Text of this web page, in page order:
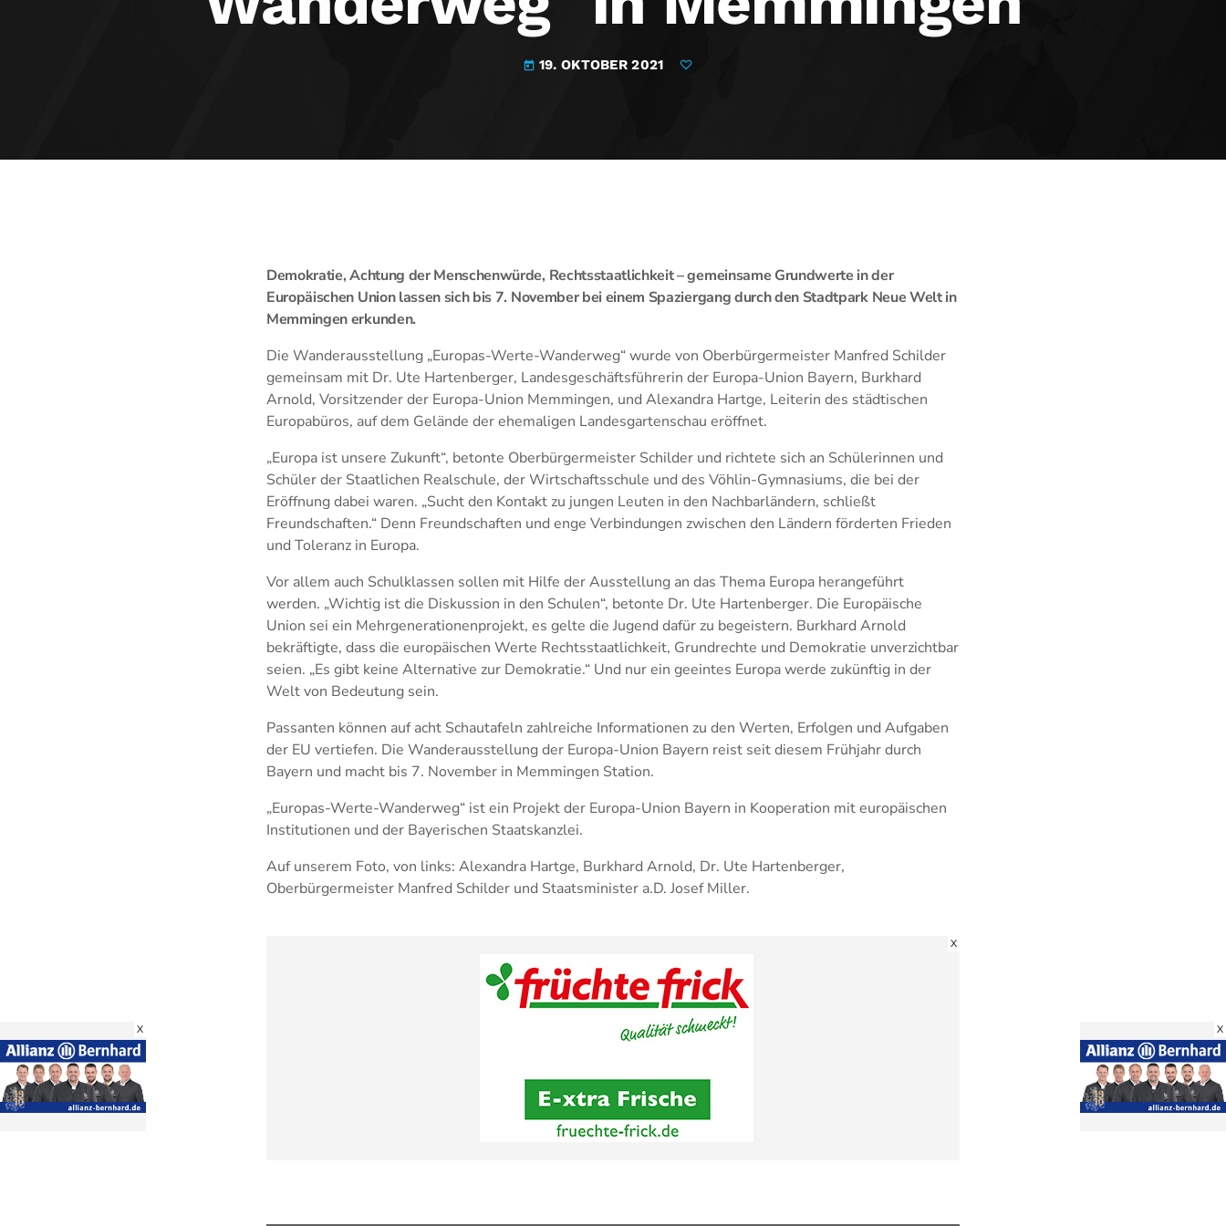
today 19. OKTOBER 2021
Demokratie, Achtung der Menschenwürde, Rechtsstaatlichkeit – gemeinsame Grundwerte in der
Europäischen Union lassen sich bis 7. November bei einem Spaziergang durch den Stadtpark Neue Welt in
Memmingen erkunden.
Die Wanderausstellung „Europas-Werte-Wanderweg“ wurde von Oberbürgermeister Manfred Schilder
gemeinsam mit Dr. Ute Hartenberger, Landesgeschäftsführerin der Europa-Union Bayern, Burkhard
Arnold, Vorsitzender der Europa-Union Memmingen, und Alexandra Hartge, Leiterin des städtischen
Europabüros, auf dem Gelände der ehemaligen Landesgartenschau eröffnet.
„Europa ist unsere Zukunft“, betonte Oberbürgermeister Schilder und richtete sich an Schülerinnen und
Schüler der Staatlichen Realschule, der Wirtschaftsschule und des Vöhlin-Gymnasiums, die bei der
Eröffnung dabei waren. „Sucht den Kontakt zu jungen Leuten in den Nachbarländern, schließt
Freundschaften.“ Denn Freundschaften und enge Verbindungen zwischen den Ländern förderten Frieden
und Toleranz in Europa.
Vor allem auch Schulklassen sollen mit Hilfe der Ausstellung an das Thema Europa herangeführt
werden. „Wichtig ist die Diskussion in den Schulen“, betonte Dr. Ute Hartenberger. Die Europäische
Union sei ein Mehrgenerationenprojekt, es gelte die Jugend dafür zu begeistern. Burkhard Arnold
bekräftigte, dass die europäischen Werte Rechtsstaatlichkeit, Grundrechte und Demokratie unverzichtbar
seien. „Es gibt keine Alternative zur Demokratie.“ Und nur ein geeintes Europa werde zukünftig in der
Welt von Bedeutung sein.
Passanten können auf acht Schautafeln zahlreiche Informationen zu den Werten, Erfolgen und Aufgaben
der EU vertiefen. Die Wanderausstellung der Europa-Union Bayern reist seit diesem Frühjahr durch
Bayern und macht bis 7. November in Memmingen Station.
„Europas-Werte-Wanderweg“ ist ein Projekt der Europa-Union Bayern in Kooperation mit europäischen
Institutionen und der Bayerischen Staatskanzlei.
Auf unserem Foto, von links: Alexandra Hartge, Burkhard Arnold, Dr. Ute Hartenberger,
Oberbürgermeister Manfred Schilder und Staatsminister a.D. Josef Miller.
X
X X